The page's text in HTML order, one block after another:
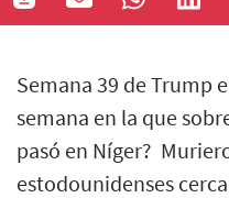
Semana 39 de Trump
semana en la que
pasó en Níger?
estodounidenses